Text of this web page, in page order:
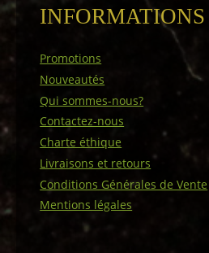
INFORMATIONS
Promotions
Nouveautés
Qui sommes-nous?
Contactez-nous
Charte éthique
Livraisons et retours
Conditions Générales de Vente
Mentions légales